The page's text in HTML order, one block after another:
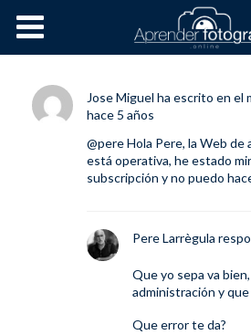
Cursos OnLine
Jose Miguel ha escrito en el
hace 5 años
@pereHola Pere, la Web
está operativa, he estado
subscripción y no puedo
Pere Larrègula
Que yo sepa va
administración y
Que error te da?